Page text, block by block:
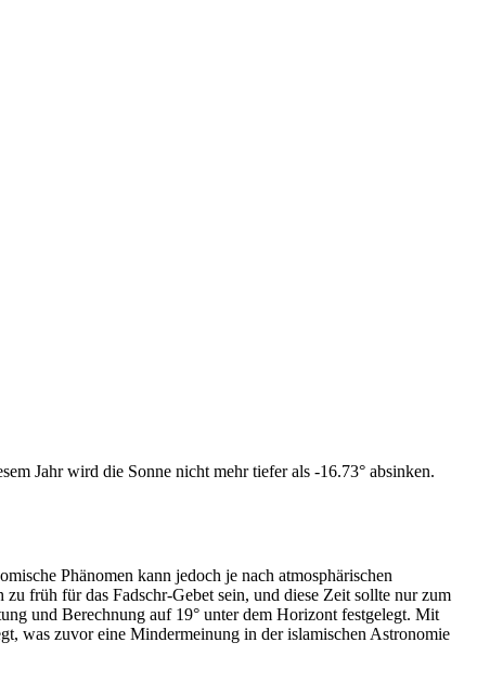
Jahr wird die Sonne nicht mehr tiefer als -16.73° absinken.
Phänomen kann jedoch je nach atmosphärischen
früh für das Fadschr-Gebet sein, und diese Zeit sollte nur zum
und Berechnung auf 19° unter dem Horizont festgelegt. Mit
was zuvor eine Mindermeinung in der islamischen Astronomie